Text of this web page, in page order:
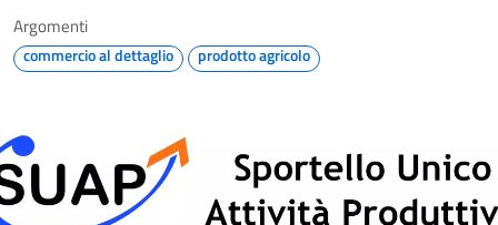
Argomenti
commercio al dettaglio prodotto agricolo